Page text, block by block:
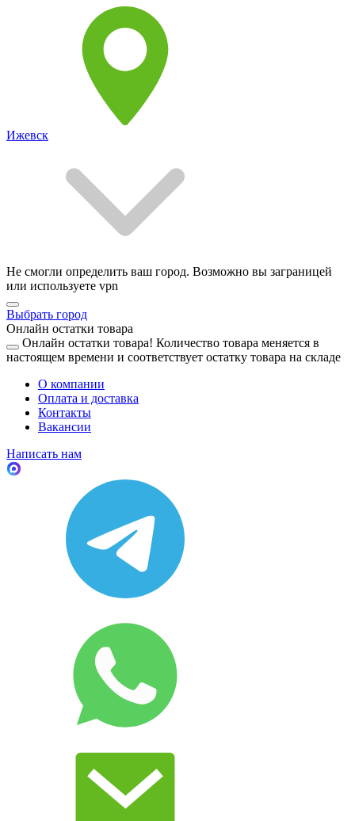
Ижевск
Не смогли определить ваш город. Возможно вы заграницей
или используете vpn
Выбрать город
Онлайн остатки товара
Онлайн остатки товара! Количество товара меняется в
настоящем времени и соответствует остатку товара на складе
О компании
Оплата и доставка
Контакты
Вакансии
Написать нам